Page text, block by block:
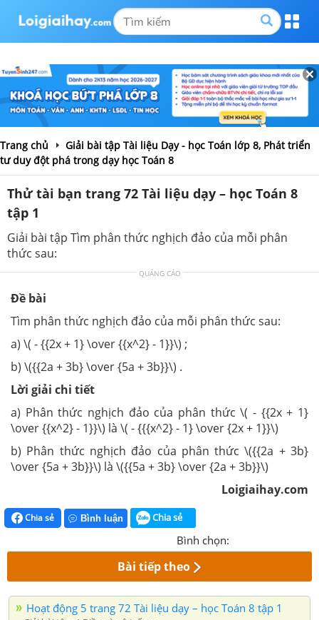
Trang chủ
Giải bài tập Tài liệu Dạy - học Toán lớp 8, Phát triển
tư duy đột phá trong dạy học Toán 8
Thử tài bạn trang 72 Tài liệu dạy – học Toán 8
tập 1
Giải bài tập Tìm phân thức nghịch đảo của mỗi phân
thức sau:
QUẢNG CÁO
Đề bài
Tìm phân thức nghịch đảo của mỗi phân thức sau:
a) \( - {{2x + 1} \over {{x^2} - 1}}\) ;
b) \({{2a + 3b} \over {5a + 3b}}\) .
Lời giải chi tiết
a) Phân thức nghịch đảo của phân thức \( - {{2x + 1}
\over {{x^2} - 1}}\) là \( - {{{x^2} - 1} \over {2x + 1}}\)
b) Phân thức nghịch đảo của phân thức \({{2a + 3b}
\over {5a + 3b}}\) là \({{5a + 3b} \over {2a + 3b}}\)
Loigiaihay.com
Chia sẻ Bình luận Chia sẻ
Bình chọn:
Bài tiếp theo
Hoạt động 5 trang 72 Tài liệu dạy – học Toán 8 tập 1